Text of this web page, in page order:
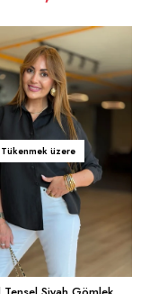
Tükenmek üzere